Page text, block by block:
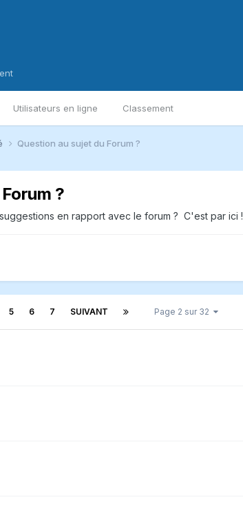
Utilisateurs en ligne Classement
Question au sujet du Forum ?
?
en rapport avec le forum ? C'est par ici !
5 6 7 SUIVANT Page 2 sur 32